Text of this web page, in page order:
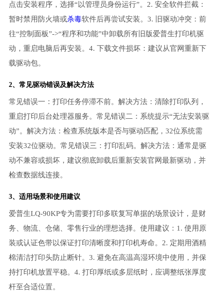
点击安装程序，选择“以管理员身份运行”。2. 安全软件拦截：
暂时禁用防火墙或杀毒软件后再尝试安装。3. 旧驱动冲突：前
往“控制面板”->“程序和功能”中卸载所有旧版爱普生打印机驱
动，重启电脑后再安装。4. 下载文件损坏：建议从官网重新下
载驱动包。
2、常见驱动错误及解决方法
常见错误一：打印任务停滞不前。解决方法：清除打印队列，
重启打印后台处理器服务。常见错误二：系统提示“无法安装驱
动”。解决方法：检查系统版本是否与驱动匹配，32位系统需
安装32位驱动。常见错误三：打印乱码。解决方法：通常是驱
动不兼容或损坏，建议彻底卸载后重新安装官网最新驱动，并
检查数据线连接。
3、适用场景和使用建议
爱普生LQ-90KP专为需要打印多联复写单据的场景设计，是财
务、物流、仓储、零售行业的理想选择。使用建议：1. 使用原
装或认证色带以保证打印清晰度和打印机寿命。2. 定期用酒精
棉清洁打印头防止断针。3. 避免在高温高湿环境中使用，并保
持打印机放置平稳。4. 打印厚纸或多层纸时，应调整纸张厚度
杆至合适位置。